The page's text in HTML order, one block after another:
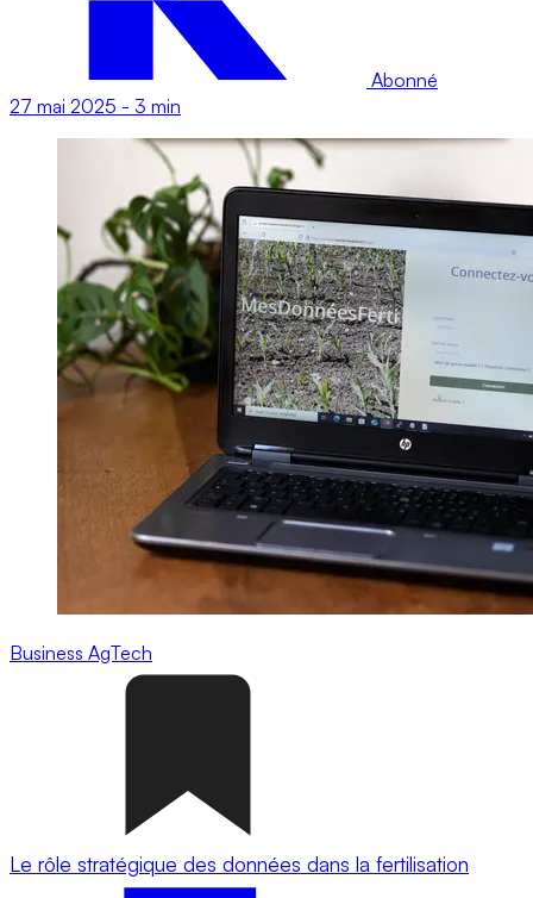
Abonné
27 mai 2025 - 3 min
Business AgTech
Le rôle stratégique des données dans la fertilisation